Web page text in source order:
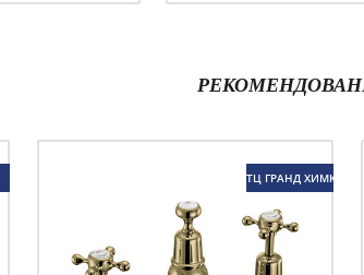
ТЦ ГРАНД ХИМКИ